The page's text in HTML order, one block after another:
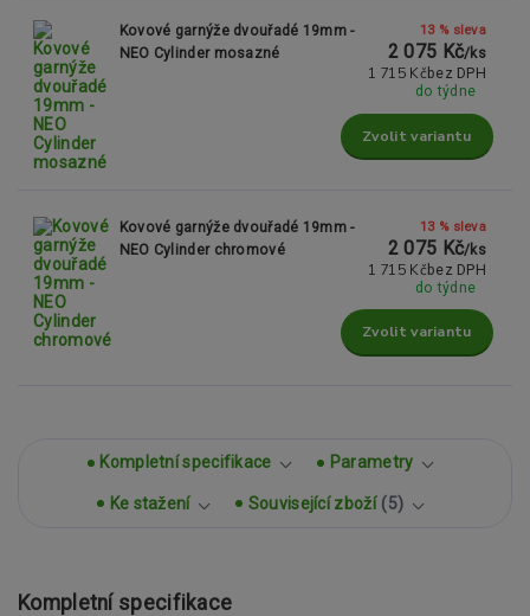
Kovové garnýže dvouřadé 19mm -
NEO Cylinder mosazné
13 % sleva
2 075 Kč/ks
1 715 Kč bez DPH
do týdne
Zvolit variantu
Kovové garnýže dvouřadé 19mm -
NEO Cylinder chromové
13 % sleva
2 075 Kč/ks
1 715 Kč bez DPH
do týdne
Zvolit variantu
Kompletní specifikace Parametry
Ke stažení Související zboží 5
Kompletní specifikace